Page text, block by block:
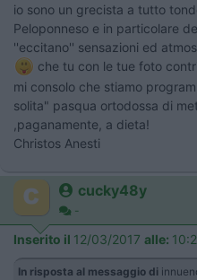
io sono un grecista a tutto
Peloponneso e in particolare
''eccitano'' sensazioni ed
che tu con le tue foto
mi consolo che stiamo
solita" pasqua ortodossa di
,paganamente, a dieta!
Christos Anesti
cucky48y
-
Inserito il 12/03/2017 alle:
In risposta al messaggio di